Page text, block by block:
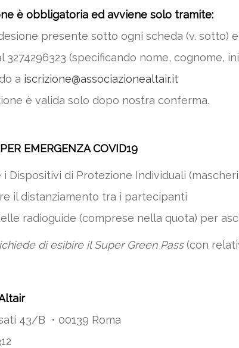
è obbligatoria ed avviene solo tramite:
presente sotto ogni scheda (v. sotto)
3274296323 (specificando nome, cognome,
a iscrizione@associazionealtair.it
è valida solo dopo nostra conferma.
EMERGENZA COVID19
i Dispositivi di Protezione Individuali
il distanziamento tra i partecipanti
radioguide (comprese nella quota) per
di esibire il Super Green Pass(con
43/B • 00139 Roma